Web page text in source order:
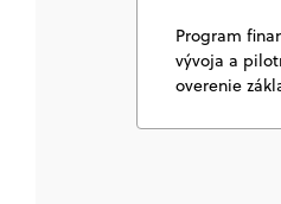
Program
vývoja a
overenie